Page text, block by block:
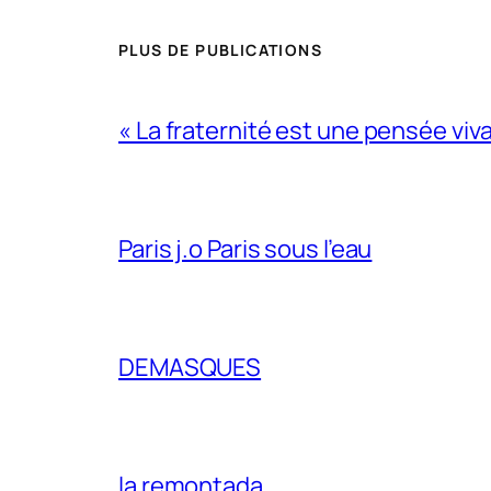
PLUS DE PUBLICATIONS
« La fraternité est une pensée
Paris j.o Paris sous l’eau
DEMASQUES